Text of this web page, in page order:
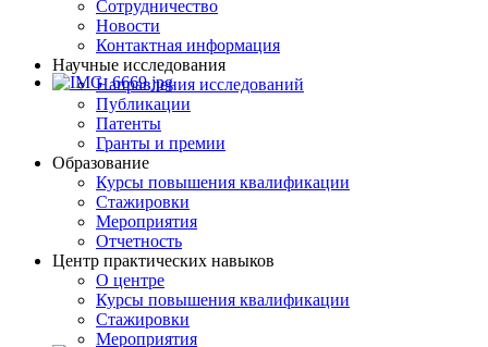
Сотрудничество
Новости
Контактная информация
Научные исследования
Направления исследований
Публикации
Патенты
Гранты и премии
Образование
Курсы повышения квалификации
Стажировки
Мероприятия
Отчетность
Центр практических навыков
О центре
Курсы повышения квалификации
Стажировки
Мероприятия